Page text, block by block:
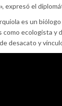
expresó el
es un
como ecologista y
desacato y